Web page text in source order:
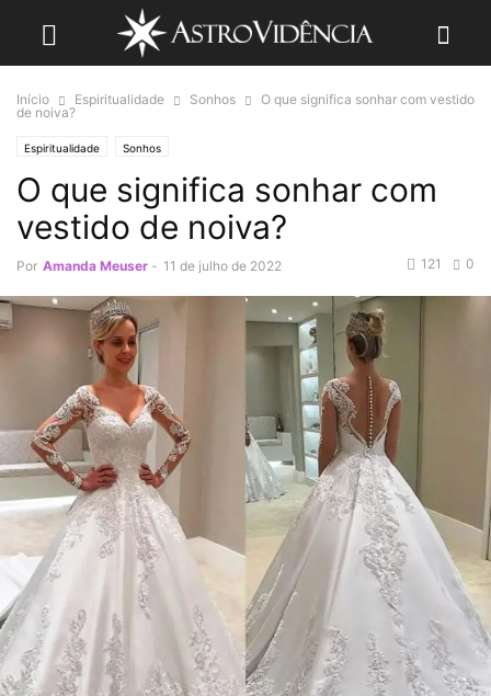
Início Espiritualidade Sonhos
O que significa sonhar com vestido
de noiva?
Espiritualidade Sonhos
O que significa sonhar com
vestido de noiva?
Por Amanda Meuser - 11 de julho de 2022 0
121